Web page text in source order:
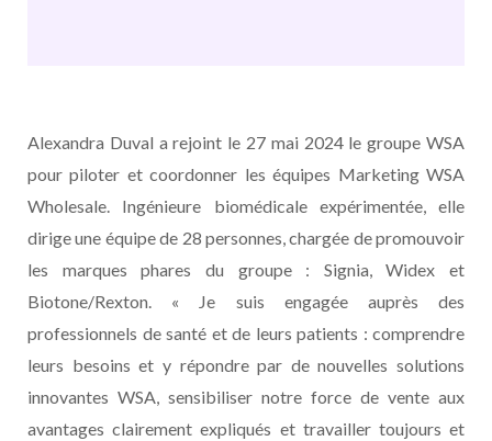
Alexandra Duval a rejoint le 27 mai 2024 le groupe WSA
pour piloter et coordonner les équipes Marketing WSA
Wholesale. Ingénieure biomédicale expérimentée, elle
dirige une équipe de 28 personnes, chargée de promouvoir
les marques phares du groupe : Signia, Widex et
Biotone/Rexton.
« Je suis engagée auprès des
professionnels de santé et de leurs patients : comprendre
leurs besoins et y répondre par de nouvelles solutions
innovantes WSA, sensibiliser notre force de vente aux
avantages clairement expliqués et travailler toujours et